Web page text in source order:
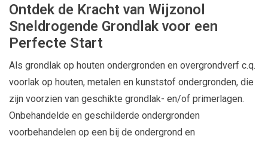
Ontdek de Kracht van Wijzonol
Sneldrogende Grondlak voor een
Perfecte Start
Als grondlak op houten ondergronden en overgrondverf c.q.
voorlak op houten, metalen en kunststof ondergronden, die
zijn voorzien van geschikte grondlak- en/of primerlagen.
Onbehandelde en geschilderde ondergronden
voorbehandelen op een bij de ondergrond en